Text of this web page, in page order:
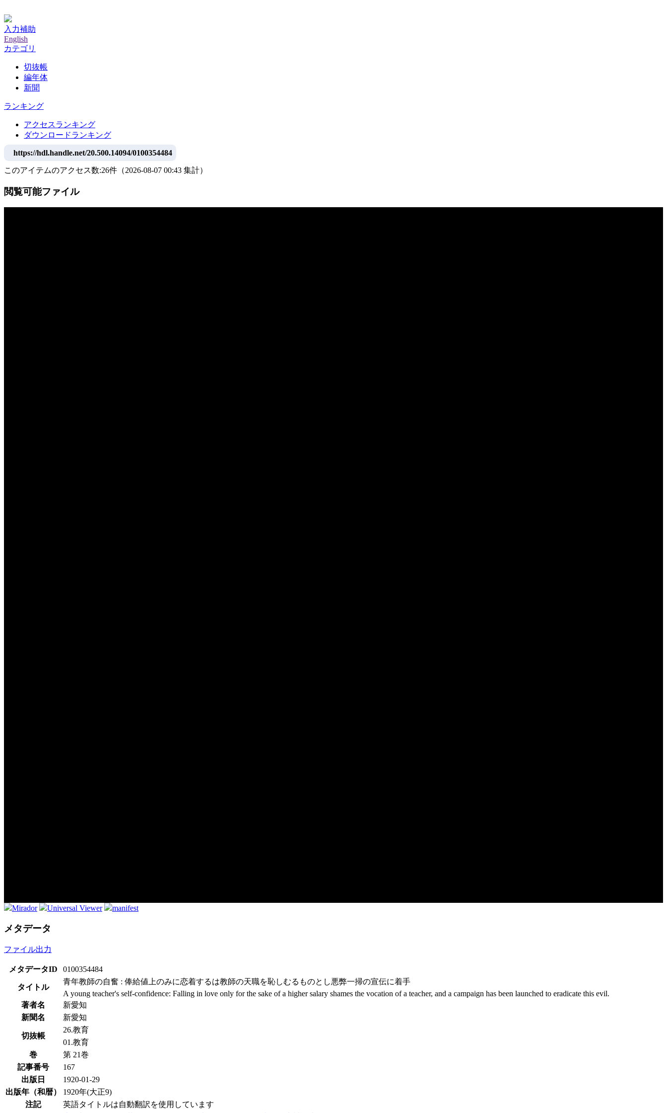
入力補助
English
カテゴリ
切抜帳
編年体
新聞
ランキング
アクセスランキング
ダウンロードランキング
https://hdl.handle.net/20.500.14094/0100354484
このアイテムのアクセス数:26件 （2026-08-07 00:43 集計）
閲覧可能ファイル
Mirador Universal Viewer manifest
メタデータ
ファイル出力
メタデータID 0100354484
タイトル
青年教師の自奮 : 俸給値上のみに恋着するは教師の天職を恥しむるものとし悪弊一掃の宣伝に着手
A young teacher's self-confidence: Falling in love only for the sake of a higher salary shames the vocation of a teacher, and a campaign has been launched to eradicate this evil.
著者名
新愛知
新聞名
新愛知
切抜帳
26.教育
01.教育
巻
第 21巻
記事番号
167
出版日
1920-01-29
出版年（和暦）
1920年(大正9)
注記
英語タイトルは自動翻訳を使用しています